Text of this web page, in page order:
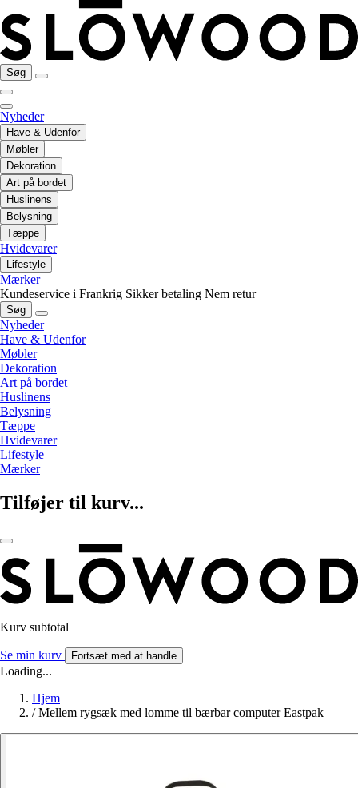
Søg
Nyheder
Have & Udenfor
Møbler
Dekoration
Art på bordet
Huslinens
Belysning
Tæppe
Hvidevarer
Lifestyle
Mærker
Kundeservice i Frankrig Sikker betaling Nem retur
Søg
Nyheder
Have & Udenfor
Møbler
Dekoration
Art på bordet
Huslinens
Belysning
Tæppe
Hvidevarer
Lifestyle
Mærker
Tilføjer til kurv...
Kurv subtotal
Se min kurv Fortsæt med at handle
Loading...
Hjem
/ Mellem rygsæk med lomme til bærbar computer Eastpak